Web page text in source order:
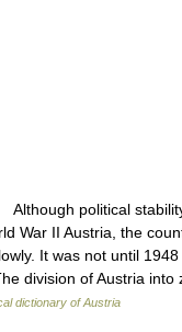
political
War II Austria, the
It was not until
division of Austria into
dictionary of Austria